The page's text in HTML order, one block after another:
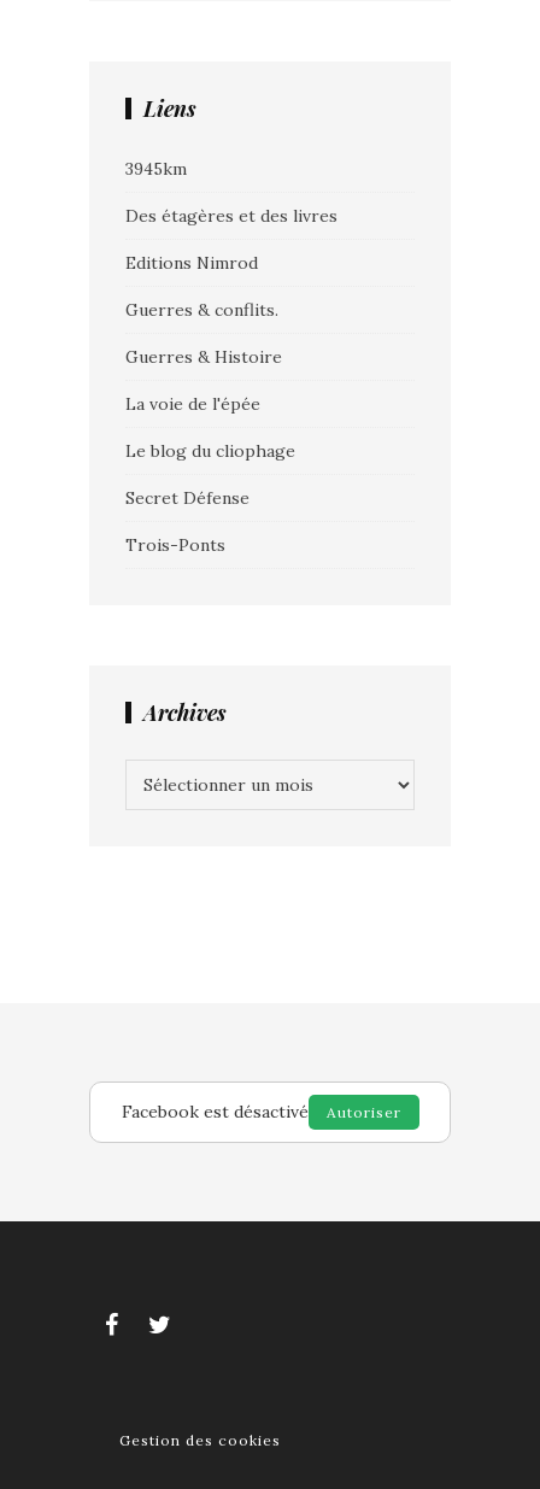
Liens
3945km
Des étagères et des livres
Editions Nimrod
Guerres & conflits.
Guerres & Histoire
La voie de l'épée
Le blog du cliophage
Secret Défense
Trois-Ponts
Archives
Facebook est désactivé Autoriser
Gestion des cookies